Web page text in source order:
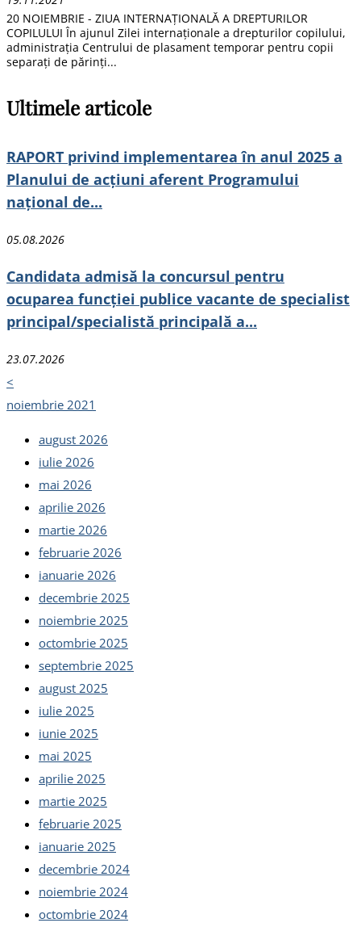
20 NOIEMBRIE - ZIUA INTERNAȚIONALĂ A DREPTURILOR
COPILULUI În ajunul Zilei internaționale a drepturilor copilului,
administrația Centrului de plasament temporar pentru copii
separați de părinți...
Ultimele articole
RAPORT privind implementarea în anul 2025 a
Planului de acțiuni aferent Programului
național de...
05.08.2026
Candidata admisă la concursul pentru
ocuparea funcției publice vacante de specialist
principal/specialistă principală a...
23.07.2026
<
noiembrie 2021
august 2026
iulie 2026
mai 2026
aprilie 2026
martie 2026
februarie 2026
ianuarie 2026
decembrie 2025
noiembrie 2025
octombrie 2025
septembrie 2025
august 2025
iulie 2025
iunie 2025
mai 2025
aprilie 2025
martie 2025
februarie 2025
ianuarie 2025
decembrie 2024
noiembrie 2024
octombrie 2024